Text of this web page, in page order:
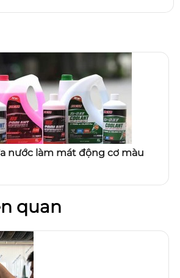
nước làm mát động cơ màu
quan